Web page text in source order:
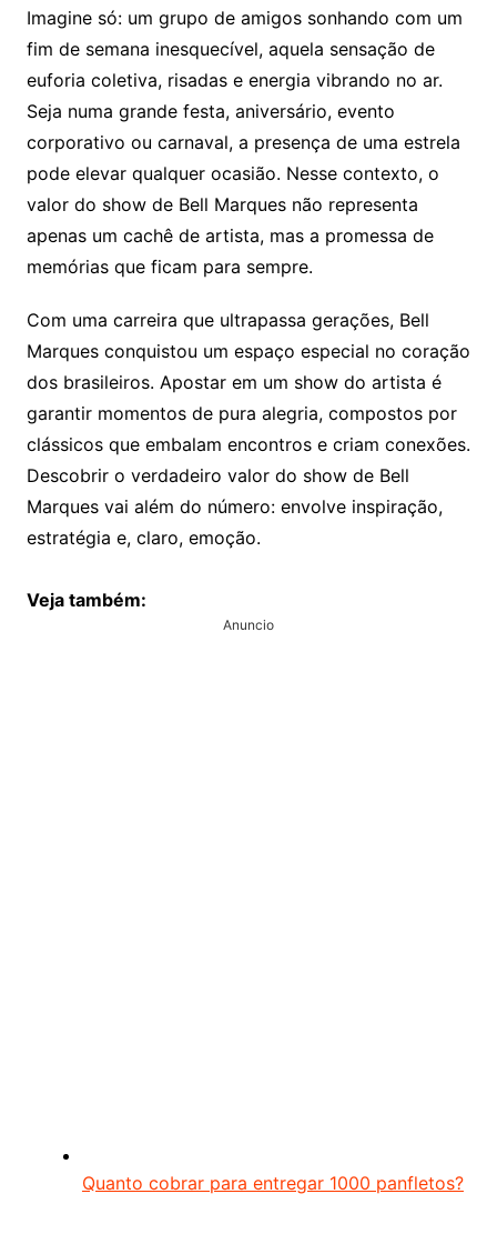
Imagine só: um grupo de amigos sonhando com um
fim de semana inesquecível, aquela sensação de
euforia coletiva, risadas e energia vibrando no ar.
Seja numa grande festa, aniversário, evento
corporativo ou carnaval, a presença de uma estrela
pode elevar qualquer ocasião. Nesse contexto, o
valor do show de Bell Marques não representa
apenas um cachê de artista, mas a promessa de
memórias que ficam para sempre.
Com uma carreira que ultrapassa gerações, Bell
Marques conquistou um espaço especial no coração
dos brasileiros. Apostar em um show do artista é
garantir momentos de pura alegria, compostos por
clássicos que embalam encontros e criam conexões.
Descobrir o verdadeiro valor do show de Bell
Marques vai além do número: envolve inspiração,
estratégia e, claro, emoção.
Veja também:
Anuncio
Quanto cobrar para entregar 1000 panfletos?